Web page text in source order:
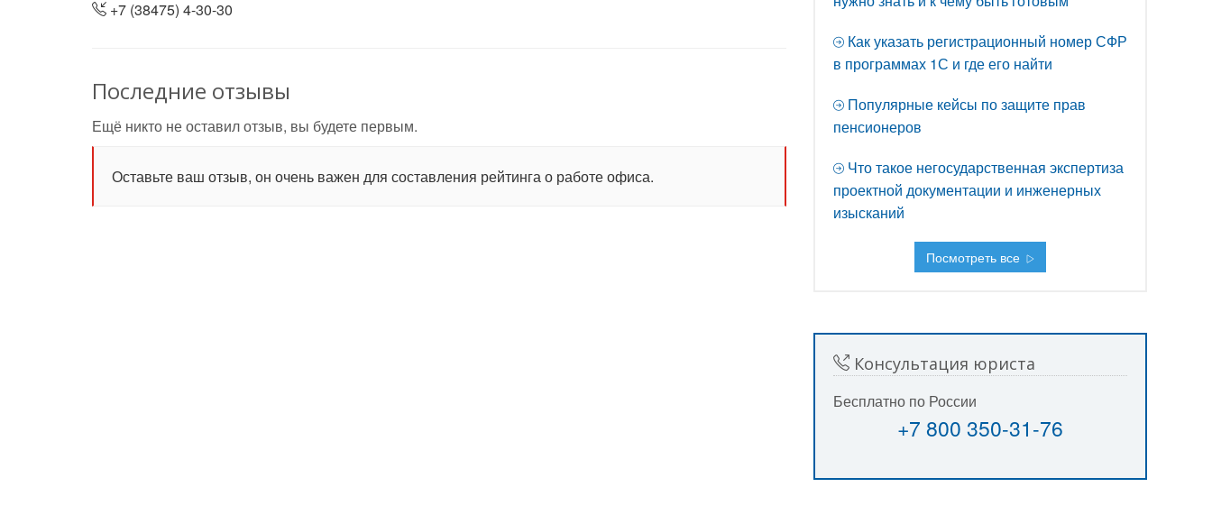
+7 (38475) 4-30-30
Последние отзывы
Ещё никто не оставил отзыв, вы будете первым.
Оставьте ваш отзыв, он очень важен для составления рейтинга о работе офиса.
Как указать регистрационный номер СФР
в программах 1С и где его найти
Популярные кейсы по защите прав
пенсионеров
Что такое негосударственная экспертиза
проектной документации и инженерных
изысканий
Посмотреть все
Консультация юриста
Бесплатно по России
+7 800 350-31-76